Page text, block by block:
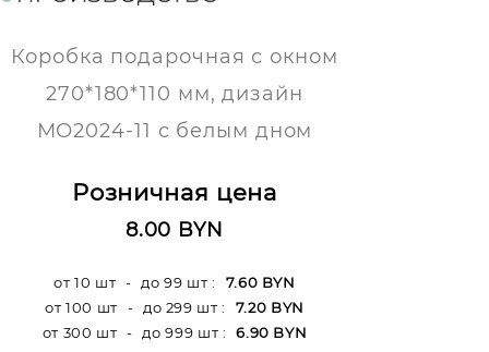
Коробка подарочная с окном
270*180*110 мм, дизайн
МО2024-11 с белым дном
Розничная цена
8.00 BYN
от 10 шт - до 99 шт:
7.60 BYN
от 100 шт - до 299 шт:
7.20 BYN
от 300 шт - до 999 шт: 6.90 BYN